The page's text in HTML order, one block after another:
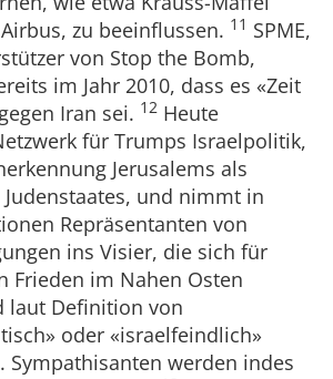
zu beeinflussen. 11 SPME,
von Stop the Bomb,
im Jahr 2010, dass es «Zeit
Iran sei. 12 Heute
für Trumps Israelpolitik,
Jerusalems als
und nimmt in
Repräsentanten von
ins Visier, die sich für
Frieden im Nahen Osten
laut Definition von
oder «israelfeindlich»
Sympathisanten werden indes